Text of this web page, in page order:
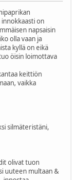
on
napsaisin
olla vaan ja
kyllä on eikä
öisin loimottava
keittiön
vaikka
silmäteristäni,
olivat tuon
uuteen multaan &